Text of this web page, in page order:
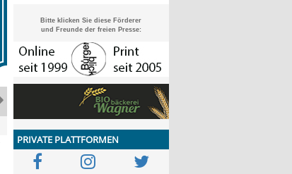
Bitte klicken Sie diese Förderer
und Freunde der freien Presse:
PRIVATE PLATTFORMEN